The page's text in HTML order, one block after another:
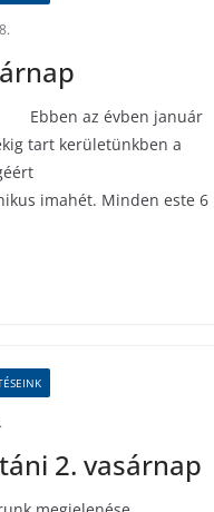
Ebben az évben január
tart kerületünkben a
imahét. Minden este 6
2. vasárnap